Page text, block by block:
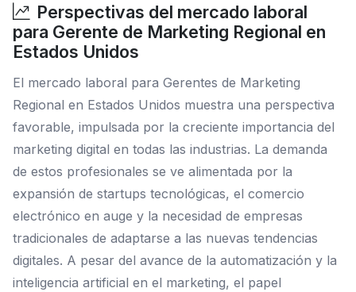
Perspectivas del mercado laboral
para Gerente de Marketing Regional en
Estados Unidos
El mercado laboral para Gerentes de Marketing
Regional en Estados Unidos muestra una perspectiva
favorable, impulsada por la creciente importancia del
marketing digital en todas las industrias. La demanda
de estos profesionales se ve alimentada por la
expansión de startups tecnológicas, el comercio
electrónico en auge y la necesidad de empresas
tradicionales de adaptarse a las nuevas tendencias
digitales. A pesar del avance de la automatización y la
inteligencia artificial en el marketing, el papel